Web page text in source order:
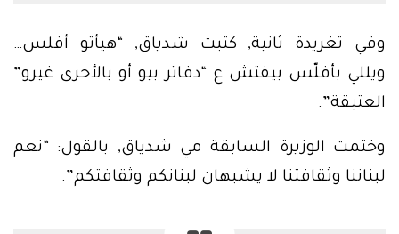
وفي تغريدة ثانية, كتبت شدياق, “هيأتو أفلس…
ويللي بأفلّس بيفتش ع “دفاتر بيو أو بالأحرى غيرو”
العتيقة”.
وختمت الوزيرة السابقة مي شدياق, بالقول: “نعم
لبناننا وثقافتنا لا يشبهان لبنانكم وثقافتكم”.